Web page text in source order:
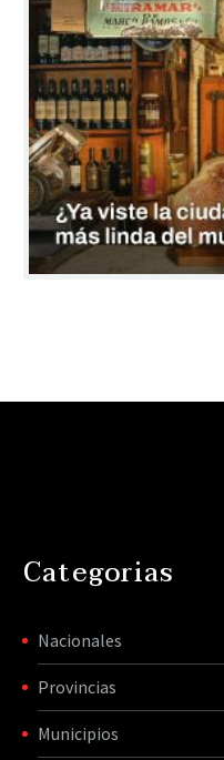
Categorias
Nacionales
Provincias
Municipios